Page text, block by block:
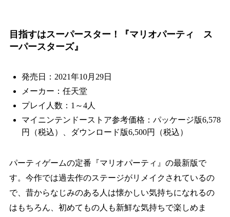
目指すはスーパースター！『マリオパーティ ス
ーパースターズ』
発売日：2021年10月29日
メーカー：任天堂
プレイ人数：1～4人
マイニンテンドーストア参考価格：パッケージ版6,578
円（税込）、ダウンロード版6,500円（税込）
パーティゲームの定番『マリオパーティ』の最新版で
す。今作では過去作のステージがリメイクされているの
で、昔からなじみのある人は懐かしい気持ちになれるの
はもちろん、初めてもの人も新鮮な気持ちで楽しめま